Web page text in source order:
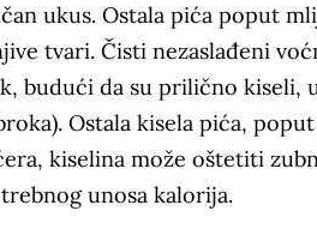
ukus. Ostala pića poput
tvari. Čisti nezaslađeni
budući da su prilično kiseli,
Ostala kisela pića,
kiselina može oštetiti
unosa kalorija.